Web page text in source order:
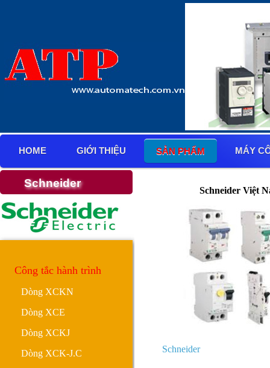
HOME GIỚI THIỆU SẢN PHẨM MÁY
Schneider
Công tắc hành trình
Dòng XCKN
Dòng XCE
Dòng XCKJ
Dòng XCK-J.C
Schneider Việt
Schneider